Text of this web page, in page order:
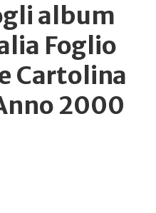
album
Foglio
Cartolina
2000